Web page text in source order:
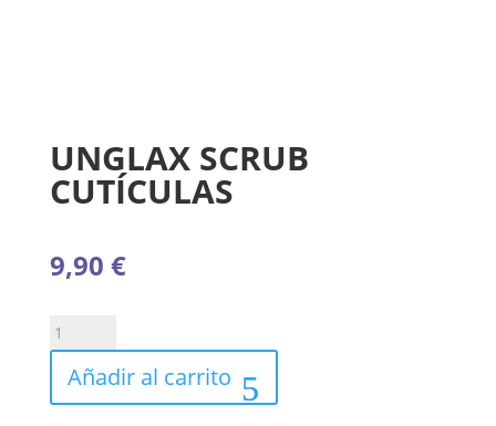
UNGLAX SCRUB
CUTÍCULAS
9,90 €
UNGLAX
SCRUB
CUTÍCULAS
cantidad
Añadir al carrito